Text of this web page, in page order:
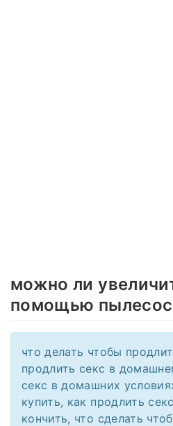
можно ли
помощью
что делать чтобы
продлить секс в
секс в домашних
купить, как продлить
кончить, что сделать